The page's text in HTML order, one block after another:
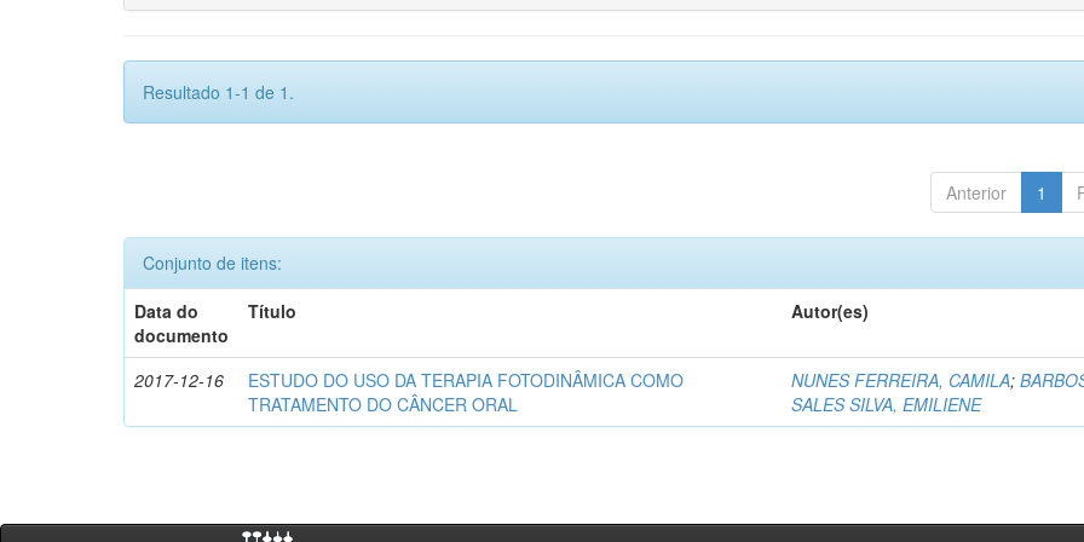
Resultado 1-1 de 1.
Anterior 1
Conjunto de itens:
Data do
documento
Título Autor(es)
2017-12-16
ESTUDO DO USO DA TERAPIA FOTODINÂMICA COMO
TRATAMENTO DO CÂNCER ORAL
NUNES FERREIRA, CAMILA;
SALES SILVA, EMILIENE